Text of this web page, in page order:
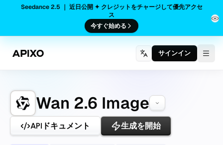
Seedance 2.5 ｜ 近日公開 ✦ クレジットをチャージして優先アクセ
ス
今すぐ始める
サインイン
Wan 2.6 Image
APIドキュメント 生成を開始